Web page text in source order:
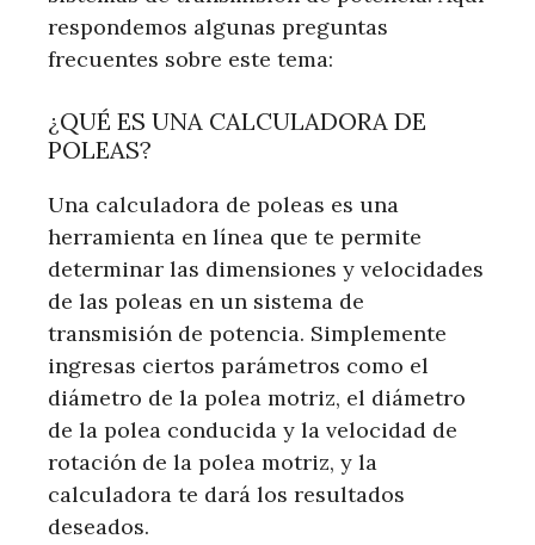
respondemos algunas preguntas
frecuentes sobre este tema:
¿QUÉ ES UNA CALCULADORA DE
POLEAS?
Una calculadora de poleas es una
herramienta en línea que te permite
determinar las dimensiones y velocidades
de las poleas en un sistema de
transmisión de potencia. Simplemente
ingresas ciertos parámetros como el
diámetro de la polea motriz, el diámetro
de la polea conducida y la velocidad de
rotación de la polea motriz, y la
calculadora te dará los resultados
deseados.